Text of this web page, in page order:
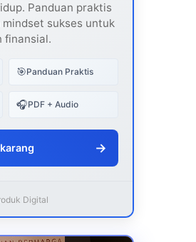
Panduan praktis
sukses untuk
finansial.
🎯Panduan Praktis
🎧PDF + Audio
→
Digital